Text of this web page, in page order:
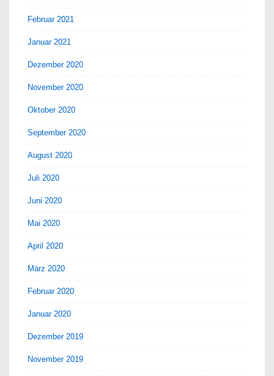
Februar 2021
Januar 2021
Dezember 2020
November 2020
Oktober 2020
September 2020
August 2020
Juli 2020
Juni 2020
Mai 2020
April 2020
März 2020
Februar 2020
Januar 2020
Dezember 2019
November 2019